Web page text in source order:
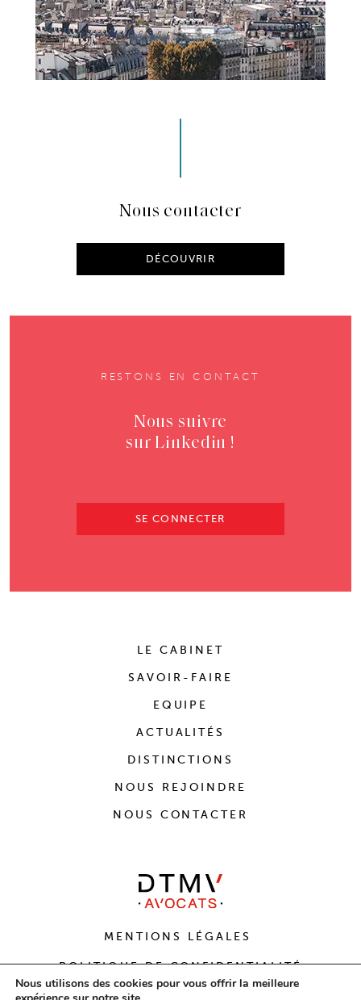
Nous contacter
DÉCOUVRIR
RESTONS EN CONTACT
Nous suivre
sur Linkedin !
SE CONNECTER
LE CABINET
SAVOIR-FAIRE
EQUIPE
ACTUALITÉS
DISTINCTIONS
NOUS REJOINDRE
NOUS CONTACTER
MENTIONS LÉGALES
POLITIQUE DE CONFIDENTIALITÉ
CONCEPTIONAVOCOM
Nous utilisons des cookies pour vous offrir la meilleure